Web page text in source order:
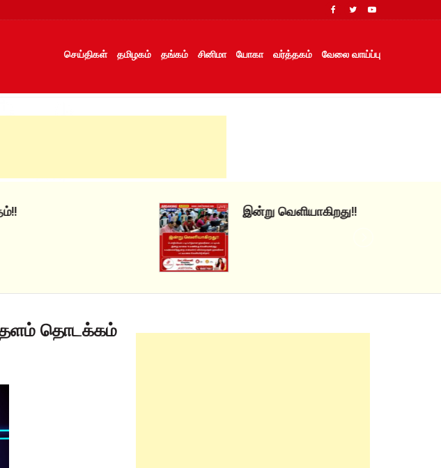
செய்திகள்
தமிழகம் தங்கம் சினிமா யோகா வர்த்தகம் வேலை வாய்ப்பு
இன்று வெளியாகிறது!!
தொடக்கம்